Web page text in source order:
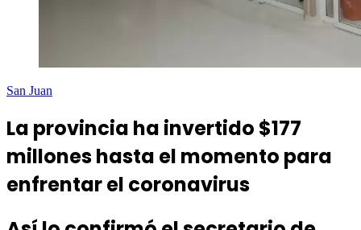
San Juan
La provincia ha invertido $177
millones hasta el momento para
enfrentar el coronavirus